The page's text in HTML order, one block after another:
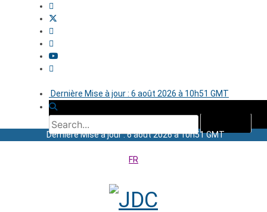
Dernière Mise à jour : 6 août 2026 à 10h51 GMT
Dernière Mise à jour : 6 août 2026 à 10h51 GMT
FR